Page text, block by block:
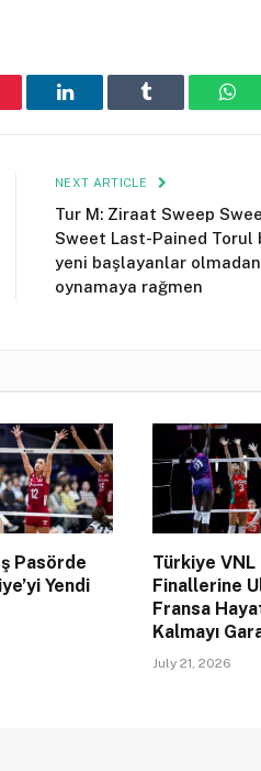
LinkedIn Tumblr
NEXT ARTICLE
Tur M: Ziraat Sweep
Sweet Last-Pained Torul
yeni başlayanlar olmadan
oynamaya rağmen
Pasörde
Yendi
Türkiye VNL
Finallerine
Fransa
Kalmayı
July 21, 2026